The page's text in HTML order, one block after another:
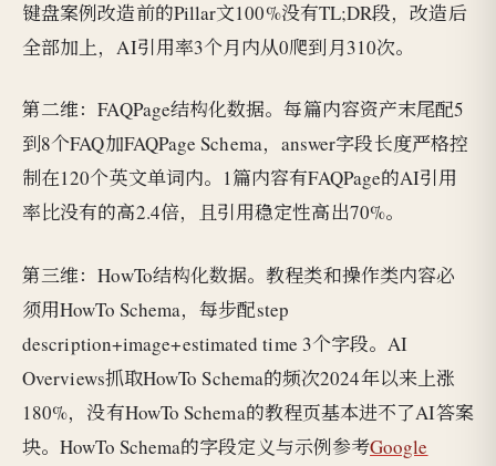
键盘案例改造前的Pillar文100%没有TL;DR段，改造后
全部加上，AI引用率3个月内从0爬到月310次。
第二维：FAQPage结构化数据。每篇内容资产末尾配5
到8个FAQ加FAQPage Schema，answer字段长度严格控
制在120个英文单词内。1篇内容有FAQPage的AI引用
率比没有的高2.4倍，且引用稳定性高出70%。
第三维：HowTo结构化数据。教程类和操作类内容必
须用HowTo Schema，每步配step
description+image+estimated time 3个字段。AI
Overviews抓取HowTo Schema的频次2024年以来上涨
180%，没有HowTo Schema的教程页基本进不了AI答案
块。HowTo Schema的字段定义与示例参考Google